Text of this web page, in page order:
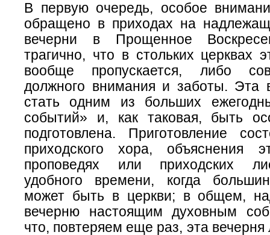
В первую очередь, особое
обращено в приходах на
вечерни в Прощенное
трагично, что в стольких церквах
вообще пропускается, либо
должного внимания и заботы. Эта
стать одним из больших
событий» и, как таковая, быть
подготовлена. Приготовление
приходского хора, объяснения
проповедях или приходских
удобного времени, когда
может быть в церкви; в общем,
вечерню настоящим духовным
что, повтеряем еще раз, эта